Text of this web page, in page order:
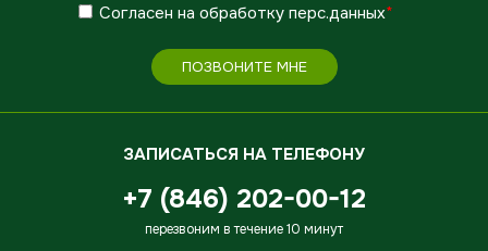
Согласен на обработку перс.данных*
ПОЗВОНИТЕ МНЕ
ЗАПИСАТЬСЯ НА ТЕЛЕФОНУ
+7 (846) 202-00-12
перезвоним в течение 10 минут